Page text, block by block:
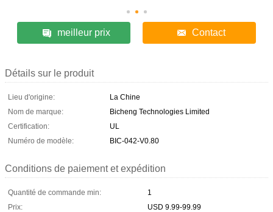
meilleur prix Contact
Détails sur le produit
Lieu d'origine:
La Chine
Nom de marque:
Bicheng Technologies Limited
Certification:
UL
Numéro de modèle:
BIC-042-V0.80
Conditions de paiement et expédition
Quantité de commande min:
1
Prix:
USD 9.99-99.99